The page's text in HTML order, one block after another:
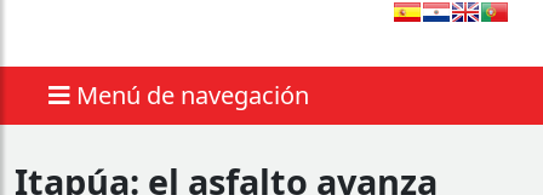
Menú de navegación
Itapúa: el asfalto avanza